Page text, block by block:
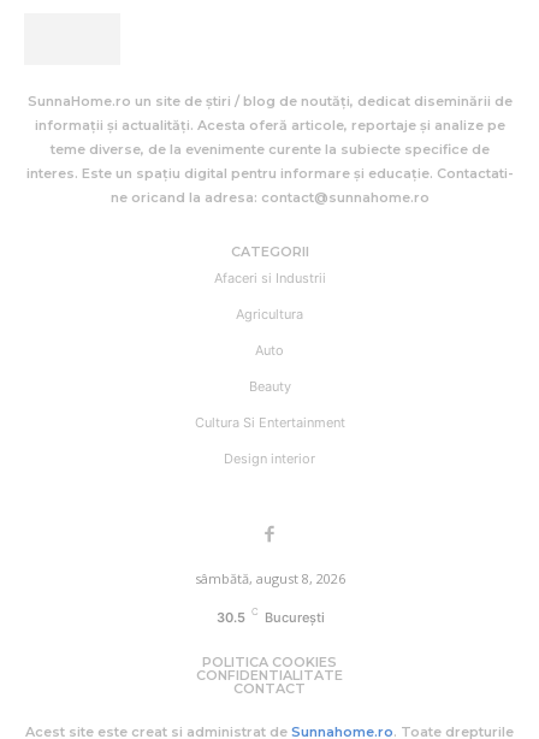
SunnaHome.ro un site de știri / blog de noutăți, dedicat diseminării de
informații și actualități. Acesta oferă articole, reportaje și analize pe
teme diverse, de la evenimente curente la subiecte specifice de
interes. Este un spațiu digital pentru informare și educație. Contactati-
ne oricand la adresa: contact@sunnahome.ro
CATEGORII
Afaceri si Industrii
Agricultura
Auto
Beauty
Cultura Si Entertainment
Design interior
sâmbătă, august 8, 2026
30.5 C București
POLITICA COOKIES
CONFIDENTIALITATE
CONTACT
Acest site este creat si administrat de Sunnahome.ro. Toate drepturile